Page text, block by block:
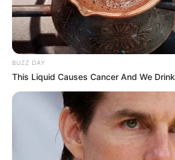
BUZZ DAY
This Liquid Causes Cancer And We